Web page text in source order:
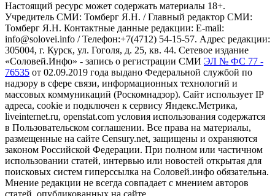
Настоящий ресурс может содержать материалы 18+.
Учредитель СМИ: Томберг Я.Н. / Главный редактор СМИ:
Томберг Я.Н. Контактные данные редакции: E-mail:
info@solovei.info / Телефон:+7(4712) 54-15-57. Адрес редакции:
305004, г. Курск, ул. Гоголя, д. 25, кв. 44. Сетевое издание
«Соловей.Инфо» - запись о регистрации СМИ ЭЛ № ФС 77 -
76535 от 02.09.2019 года выдано Федеральной службой по
надзору в сфере связи, информационных технологий и
массовых коммуникаций (Роскомнадзор). Сайт использует IP
адреса, cookie и подключен к сервису Яндекс.Метрика,
liveinternet.ru, openstat.com условия использования содержатся
в Пользовательском соглашении. Все права на материалы,
размещенные на сайте Censury.net, защищены и охраняются
законом Российской Федерации. При полном или частичном
использовании статей, интервью или новостей открытая для
поисковых систем гиперссылка на Соловей.инфо обязательна.
Мнение редакции не всегда совпадает с мнением авторов